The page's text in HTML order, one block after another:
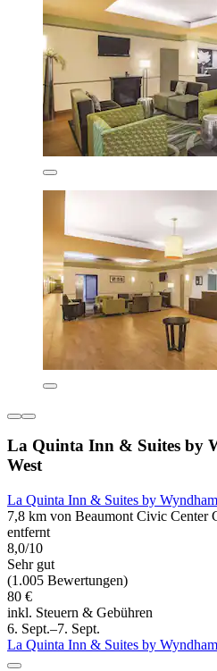
La Quinta Inn & Suites by
West
La Quinta Inn & Suites by
7,8 km von Beaumont Civic Center
entfernt
8,0/10
Sehr gut
(1.005 Bewertungen)
80 €
inkl. Steuern & Gebühren
6. Sept.–7. Sept.
La Quinta Inn & Suites by